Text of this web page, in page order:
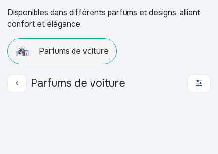
Disponibles dans différents parfums et designs, alliant
confort et élégance.
Parfums de voiture
Parfums de voiture